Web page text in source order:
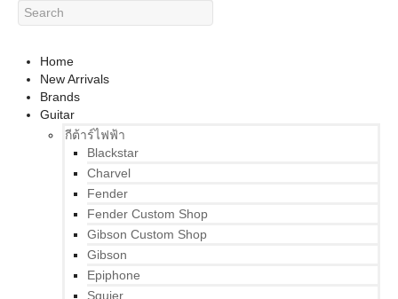
Home
New Arrivals
Brands
Guitar
กีต้าร์ไฟฟ้า
Blackstar
Charvel
Fender
Fender Custom Shop
Gibson Custom Shop
Gibson
Epiphone
Squier